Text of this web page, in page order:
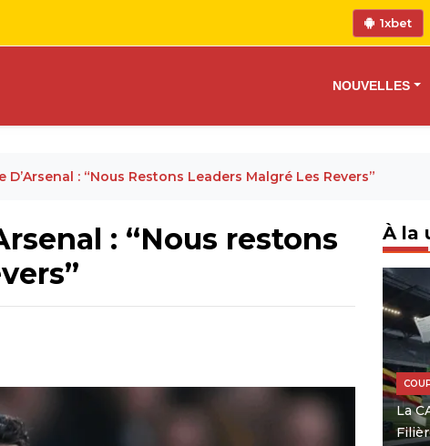
1xbet
NOUVELLES
D’Arsenal : “Nous Restons Leaders Malgré Les Revers”
: “Nous restons
À la
La